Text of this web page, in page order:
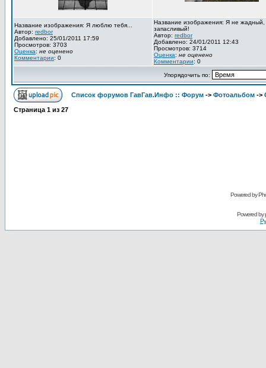
Название изображения: Я люблю тебя...
Автор: redbor
Добавлено: 25/01/2011 17:59
Просмотров: 3703
Оценка: не оценено
Комментарии: 0
Название изображения: Я не жадный,
запасливый!
Автор: redbor
Добавлено: 24/01/2011 12:43
Просмотров: 3714
Оценка: не оценено
Комментарии: 0
Упорядочить по:
Список форумов ГавГав.Инфо :: Форум -> Фотоальбом ->
Страница 1 из 27
Powered by
Powered by